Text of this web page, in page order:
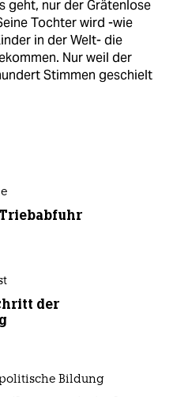
geht, nur der Grätenlose
Tochter wird -wie
in der Welt- die
Nur weil der
Stimmen geschielt
der
Bildung